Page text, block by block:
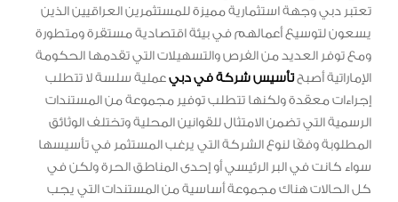
تعتبر دبي وجهة استثمارية مميزة للمستثمرين العراقيين الذين
يسعون لتوسيع أعمالهم في بيئة اقتصادية مستقرة ومتطورة
ومع توفر العديد من الفرص والتسهيلات التي تقدمها الحكومة
الإماراتية أصبحتأسيس شركة في دبيعملية سلسة لا تتطلب
إجراءات معقدة ولكنها تتطلب توفير مجموعة من المستندات
الرسمية التي تضمن الامتثال للقوانين المحلية وتختلف الوثائق
المطلوبة وفقًا لنوع الشركة التي يرغب المستثمر في تأسيسها
سواء كانت في البر الرئيسي أو إحدى المناطق الحرة ولكن في
كل الحالات هناك مجموعة أساسية من المستندات التي يجب